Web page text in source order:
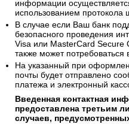
Для оплаты покупки Вы
платежный шлюз ПАО
Вашей карты.
Конфиденциальность
информации
Соединение с платежным
информации
использованием
В случае если Ваш банк
безопасного проведения
Visa или MasterCard Secure
также может потребоваться